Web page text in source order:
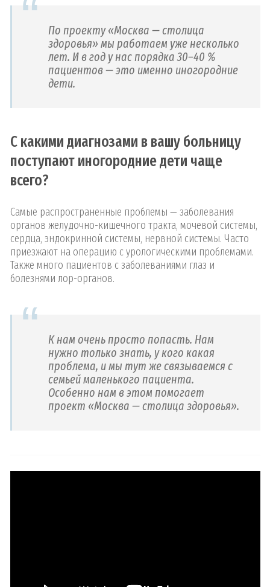
По проекту «Москва — столица
здоровья» мы работаем уже несколько
лет. И в год у нас порядка 30–40 %
пациентов — это именно иногородние
дети.
С какими диагнозами в вашу больницу
поступают иногородние дети чаще
всего?
Самые распространенные проблемы — заболевания
органов желудочно-кишечного тракта, мочевой системы,
сердца, эндокринной системы, нервной системы. Часто
приезжают на операцию с урологическими проблемами.
Также много пациентов с заболеваниями глаз и
болезнями лор-органов.
К нам очень просто попасть. Нам
нужно только знать, у кого какая
проблема, и мы тут же связываемся с
семьей маленького пациента.
Особенно нам в этом помогает
проект «Москва — столица здоровья».